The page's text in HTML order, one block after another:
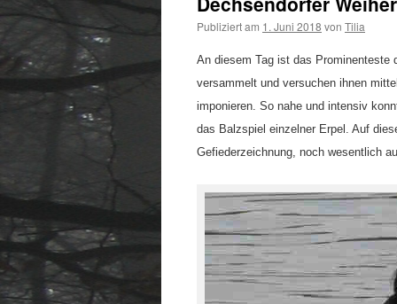
Publiziert am 1. Juni 2018 von Tilia
An diesem Tag ist das Prominenteste
versammelt und versuchen ihnen
imponieren. So nahe und intensiv
das Balzspiel einzelner Erpel. Auf
Gefiederzeichnung, noch wesentlich